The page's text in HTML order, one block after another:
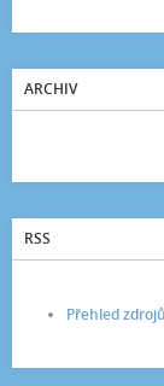
ARCHIV
RSS
Přehled zdrojů